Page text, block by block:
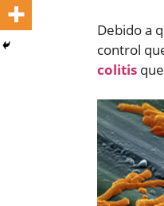
Debido a
control
colitis